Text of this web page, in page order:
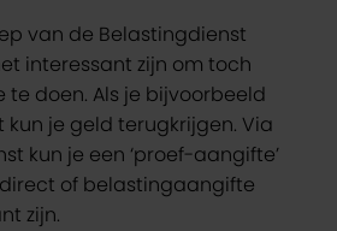
van de Belastingdienst
interessant zijn om toch
doen. Als je bijvoorbeeld
je geld terugkrijgen. Via
kun je een ‘proef-aangifte’
of belastingaangifte
zijn.